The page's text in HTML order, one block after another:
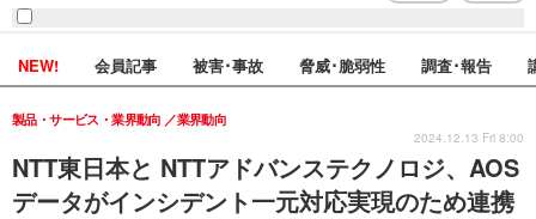
NEW! 会員記事 被害･事故 脅威･脆弱性 調査･報告
NTT東日本と NTTアドバンステクノロジ、AOS
データがインシデント一元対応実現のため連携
製品・サービス・業界動向 業界動向
2024.12.13 Fri 8:00